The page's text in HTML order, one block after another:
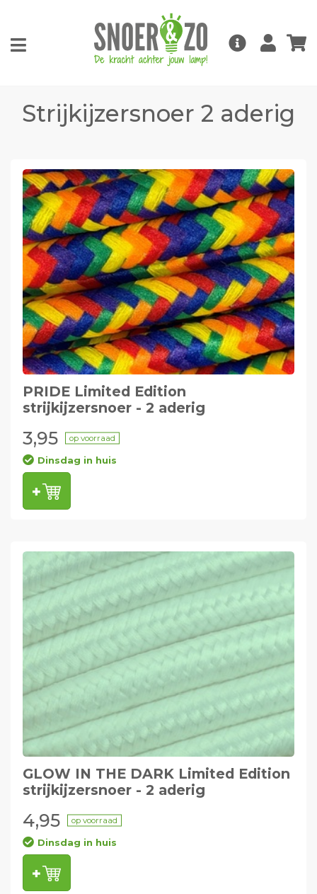
Strijkijzersnoer 2 aderig
PRIDE Limited Edition
strijkijzersnoer - 2 aderig
3,95 op voorraad
Dinsdag in huis
GLOW IN THE DARK Limited Edition
strijkijzersnoer - 2 aderig
4,95 op voorraad
Dinsdag in huis